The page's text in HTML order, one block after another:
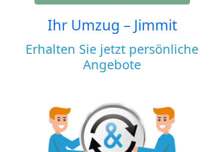
Ihr Umzug – Jimmit
Erhalten Sie jetzt persönliche
Angebote